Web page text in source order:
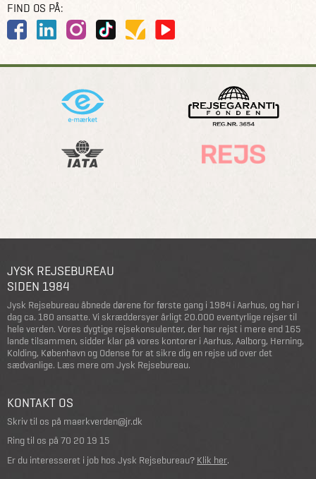
FIND OS PÅ:
JYSK REJSEBUREAU
SIDEN 1984
Jysk Rejsebureau åbnede dørene for første gang i 1984 i Aarhus, og har i
dag ca. 180 ansatte. Vi skræddersyer årligt 20.000 eventyrlige rejser til
hele verden. Vores dygtige rejsekonsulenter, der har rejst i mere end 165
lande tilsammen, sidder klar på vores kontorer i Aarhus, Aalborg, Herning,
Kolding, København og Odense for at sikre dig en rejse ud over det
sædvanlige. Læs mere om Jysk Rejsebureau.
KONTAKT OS
Skriv til os på maerkverden@jr.dk
Ring til os på 70 20 19 15
Er du interesseret i job hos Jysk Rejsebureau? Klik her.